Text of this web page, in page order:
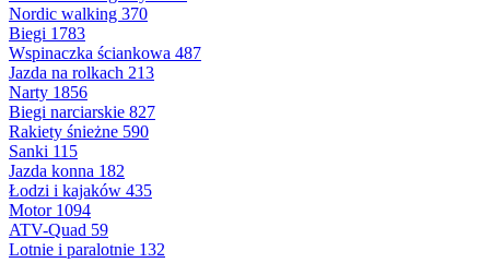
Nordic walking 370
Biegi 1783
Wspinaczka ściankowa 487
Jazda na rolkach 213
Narty 1856
Biegi narciarskie 827
Rakiety śnieżne 590
Sanki 115
Jazda konna 182
Łodzi i kajaków 435
Motor 1094
ATV-Quad 59
Lotnie i paralotnie 132